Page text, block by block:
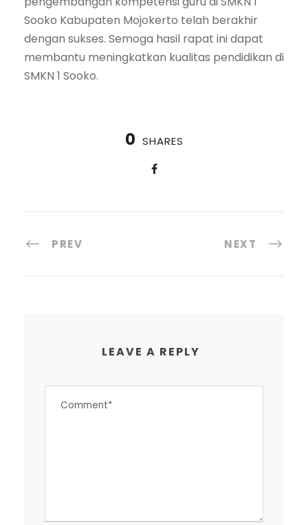
Sooko Kabupaten Mojokerto telah berakhir
dengan sukses. Semoga hasil rapat ini dapat
membantu meningkatkan kualitas pendidikan di
SMKN 1 Sooko.
0 SHARES
PREV NEXT
LEAVE A REPLY